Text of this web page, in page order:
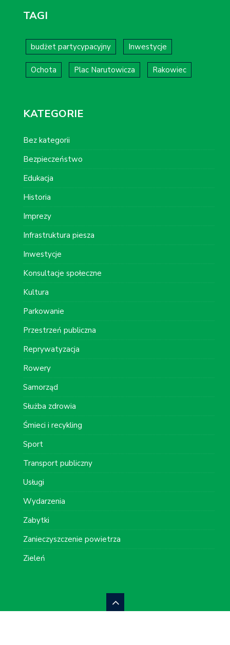
TAGI
budżet partycypacyjny Inwestycje
Ochota Plac Narutowicza Rakowiec
KATEGORIE
Bez kategorii
Bezpieczeństwo
Edukacja
Historia
Imprezy
Infrastruktura piesza
Inwestycje
Konsultacje społeczne
Kultura
Parkowanie
Przestrzeń publiczna
Reprywatyzacja
Rowery
Samorząd
Służba zdrowia
Śmieci i recykling
Sport
Transport publiczny
Usługi
Wydarzenia
Zabytki
Zanieczyszczenie powietrza
Zieleń